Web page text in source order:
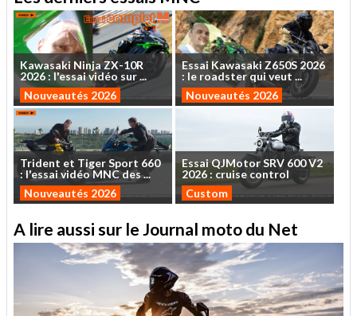
Kawasaki NinjaZX-10R
2026: l'essaividéo sur...
Nouveautés 2026
Essai Kawasaki Z650S 2026
: le roadsterquiveut ...
Nouveautés 2026
Trident et TigerSport 660
: l'essaividéo MNCdes...
Nouveautés 2026
EssaiQJMotorSRV 600V2
2026 : cruise control
Custom
A lire aussi sur le Journal moto du Net